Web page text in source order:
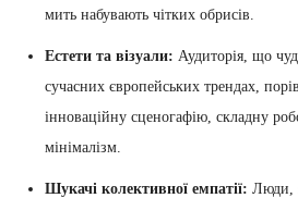
мить набувають чітких обрисів.
Естети та візуали: Аудиторія, що
сучасних європейських трендах,
інноваційну сценогафію, складну
мінімалізм.
Шукачі колективної емпатії: Люди,